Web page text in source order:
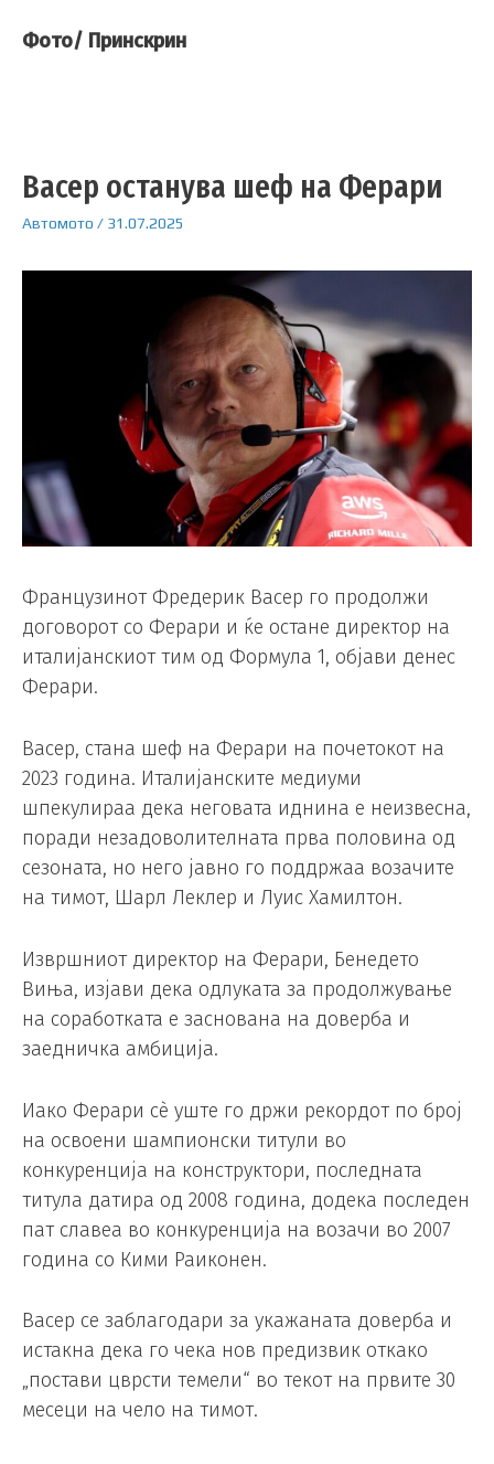
Фото/ Принскрин
Васер останува шеф на Ферари
Автомото / 31.07.2025
Французинот Фредерик Васер го продолжи
договорот со Ферари и ќе остане директор на
италијанскиот тим од Формула 1, објави денес
Ферари.
Васер, стана шеф на Ферари на почетокот на
2023 година. Италијанските медиуми
шпекулираа дека неговата иднина е неизвесна,
поради незадоволителната прва половина од
сезоната, но него јавно го поддржаа возачите
на тимот, Шарл Леклер и Луис Хамилтон.
Извршниот директор на Ферари, Бенедето
Виња, изјави дека одлуката за продолжување
на соработката е заснована на доверба и
заедничка амбиција.
Иако Ферари сè уште го држи рекордот по број
на освоени шампионски титули во
конкуренција на конструктори, последната
титула датира од 2008 година, додека последен
пат славеа во конкуренција на возачи во 2007
година со Кими Раиконен.
Васер се заблагодари за укажаната доверба и
истакна дека го чека нов предизвик откако
„постави цврсти темели“ во текот на првите 30
месеци на чело на тимот.